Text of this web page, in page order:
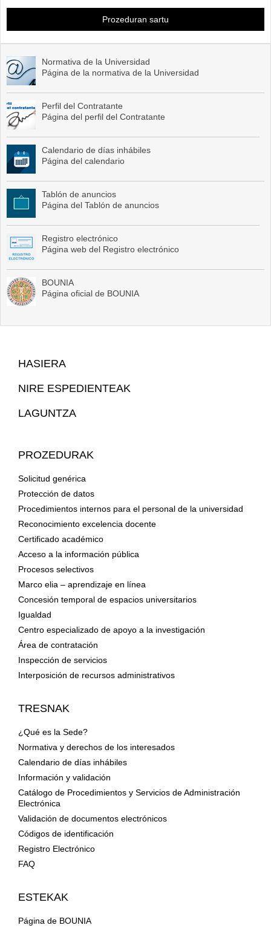
Prozeduran sartu
Normativa de la Universidad
Página de la normativa de la Universidad
Perfil del Contratante
Página del perfil del Contratante
Calendario de días inhábiles
Página del calendario
Tablón de anuncios
Página del Tablón de anuncios
Registro electrónico
Página web del Registro electrónico
BOUNIA
Página oficial de BOUNIA
Web
Mapa
HASIERA
NIRE ESPEDIENTEAK
LAGUNTZA
PROZEDURAK
Solicitud genérica
Protección de datos
Procedimientos internos para el personal de la universidad
Reconocimiento excelencia docente
Certificado académico
Acceso a la información pública
Procesos selectivos
Marco elia – aprendizaje en línea
Concesión temporal de espacios universitarios
Igualdad
Centro especializado de apoyo a la investigación
Área de contratación
Inspección de servicios
Interposición de recursos administrativos
TRESNAK
¿Qué es la Sede?
Normativa y derechos de los interesados
Calendario de días inhábiles
Información y validación
Catálogo de Procedimientos y Servicios de Administración
Electrónica
Validación de documentos electrónicos
Códigos de identificación
Registro Electrónico
FAQ
ESTEKAK
Página de BOUNIA